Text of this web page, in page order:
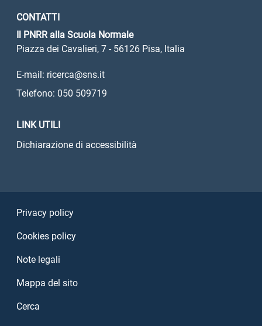
CONTATTI
Il PNRR alla Scuola Normale
Piazza dei Cavalieri, 7 - 56126 Pisa, Italia
E-mail: ricerca@sns.it
Telefono: 050 509719
LINK UTILI
Dichiarazione di accessibilità
Privacy policy
Cookies policy
Note legali
Mappa del sito
Cerca